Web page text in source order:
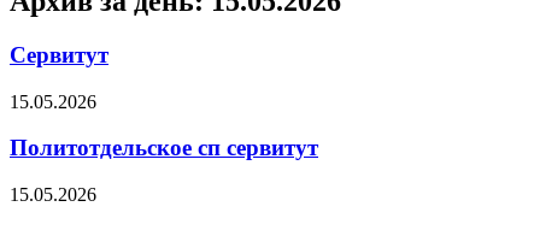
Сервитут
15.05.2026
Политотдельское сп сервитут
15.05.2026